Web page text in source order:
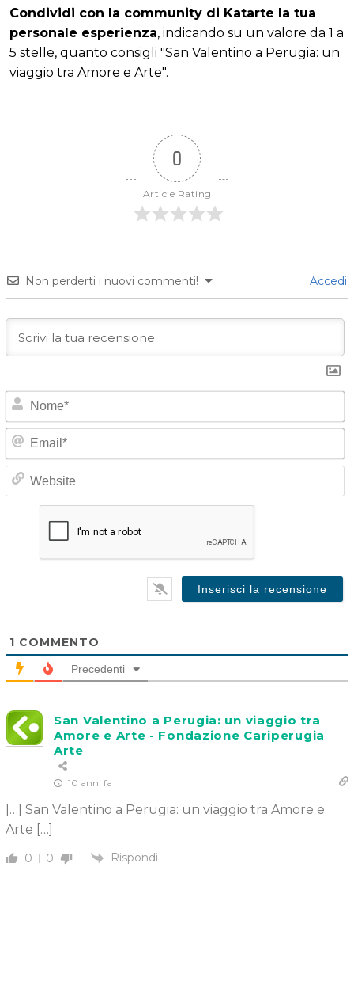
Condividi con la community di Katarte la tua
personale esperienza, indicando su un valore da 1 a
5 stelle, quanto consigli "San Valentino a Perugia: un
viaggio tra Amore e Arte".
0
Article Rating
Non perderti i nuovi commenti! Accedi
N
o
*a
1 COMMENTO
Precedenti
San Valentino a Perugia: un viaggio tra
Amore e Arte - Fondazione Cariperugia
Arte
10 anni fa
[…] San Valentino a Perugia: un viaggio tra Amore e
Arte […]
0 0 Rispondi